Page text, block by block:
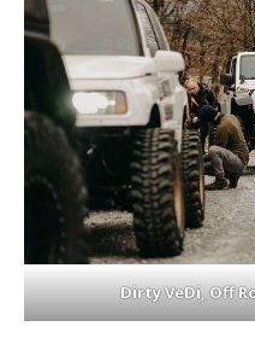
Dirty VeDi, Off